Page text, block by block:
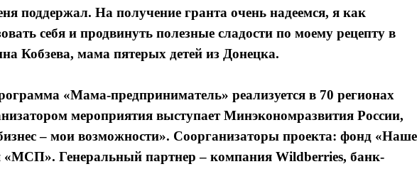
поддержал. На получение гранта очень надеемся, я как
себя и продвинуть полезные сладости по моему рецепту в
Кобзева, мама пятерых детей из Донецка.
«Мама-предприниматель» реализуется в 70 регионах
мероприятия выступает Минэкономразвития России,
– мои возможности». Соорганизаторы проекта: фонд «Наше
Генеральный партнер – компания Wildberries, банк-